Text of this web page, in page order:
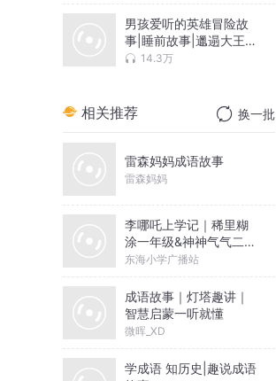
男孩爱听的英雄冒险故
事|睡前故事|邋遢大王历
险记等
14.3万
相关推荐 换一批
雷森妈妈成语故事
雷森妈妈
李哪吒上学记｜稀里糊
涂一年级&神神气气二年
级
东海小学广播站
成语故事｜灯塔趣讲｜
智慧启蒙一听就懂
微晖_XD
学成语 知历史|趣说成语